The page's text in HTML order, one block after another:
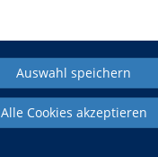
Auswahl speichern
Alle Cookies akzeptieren
im